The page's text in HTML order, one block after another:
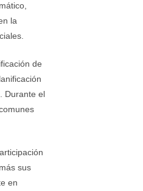
la
de
Durante el
sus
en